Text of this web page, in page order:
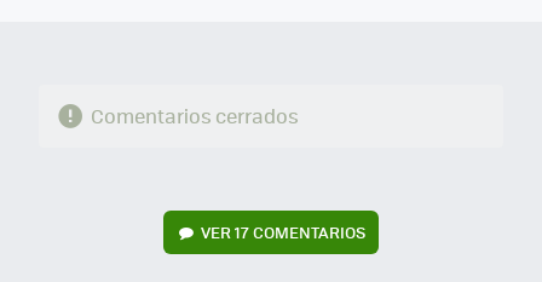
Comentarios cerrados
VER17 COMENTARIOS